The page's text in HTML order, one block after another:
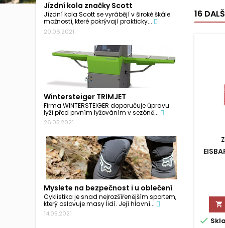
Jízdní kola značky Scott
Jízdní kola Scott se vyrábějí v široké škále
možností, které pokrývají prakticky...
20.06.2021
Wintersteiger TRIMJET
Firma WINTERSTEIGER doporučuje úpravu
lyží před prvním lyžováním v sezóně...
26.05.2021
Myslete na bezpečnost i u oblečení
Cyklistika je snad nejrozšířenějším sportem,
který oslovuje masy lidí. Její hlavní...
14.05.2021
16

